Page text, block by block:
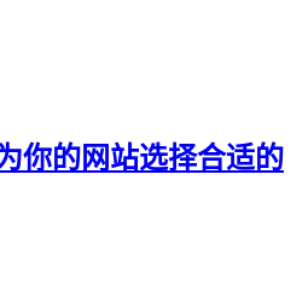
你的网站选择合适的